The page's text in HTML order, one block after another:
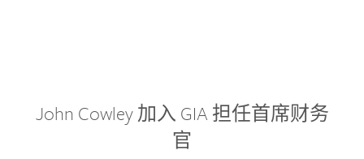
John Cowley 加入 GIA 担任首席财务
官